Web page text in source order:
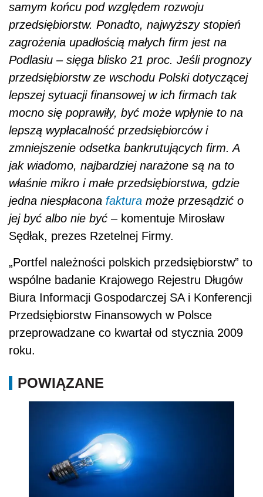
samym końcu pod względem rozwoju
przedsiębiorstw. Ponadto, najwyższy stopień
zagrożenia upadłością małych firm jest na
Podlasiu – sięga blisko 21 proc. Jeśli prognozy
przedsiębiorstw ze wschodu Polski dotyczącej
lepszej sytuacji finansowej w ich firmach tak
mocno się poprawiły, być może wpłynie to na
lepszą wypłacalność przedsiębiorców i
zmniejszenie odsetka bankrutujących firm. A
jak wiadomo, najbardziej narażone są na to
właśnie mikro i małe przedsiębiorstwa, gdzie
jedna niespłacona faktura może przesądzić o
jej być albo nie być – komentuje Mirosław
Sędłak, prezes Rzetelnej Firmy.
„Portfel należności polskich przedsiębiorstw” to
wspólne badanie Krajowego Rejestru Długów
Biura Informacji Gospodarczej SA i Konferencji
Przedsiębiorstw Finansowych w Polsce
przeprowadzane co kwartał od stycznia 2009
roku.
POWIĄZANE